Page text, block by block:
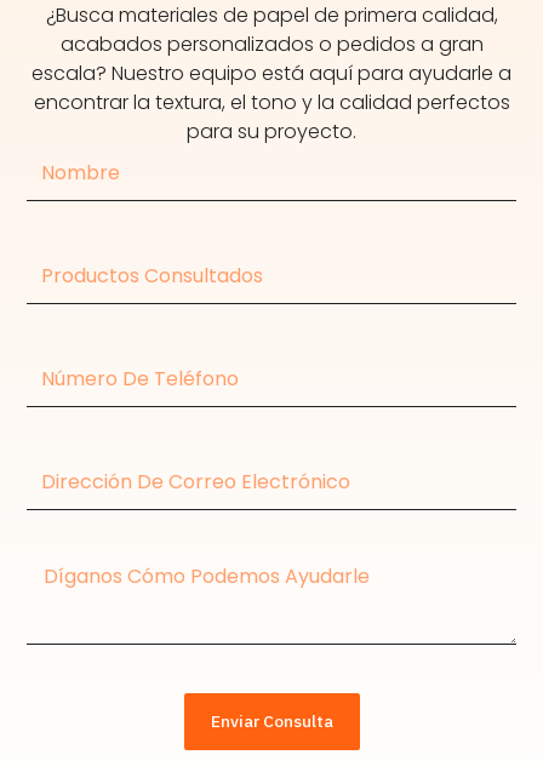
¿Busca materiales de papel de primera calidad,
acabados personalizados o pedidos a gran
escala? Nuestro equipo está aquí para ayudarle a
encontrar la textura, el tono y la calidad perfectos
para su proyecto.
consultados
Número
de
teléfono
Dirección
de
correo
Mensaje
Enviar Consulta